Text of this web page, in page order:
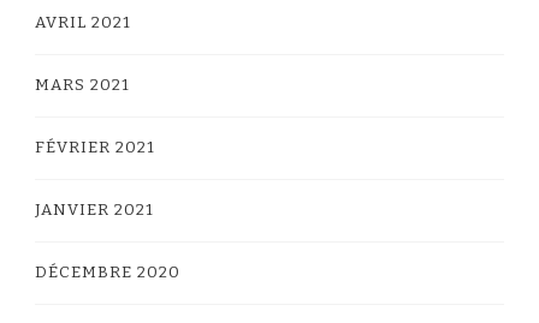
AVRIL 2021
MARS 2021
FÉVRIER 2021
JANVIER 2021
DÉCEMBRE 2020